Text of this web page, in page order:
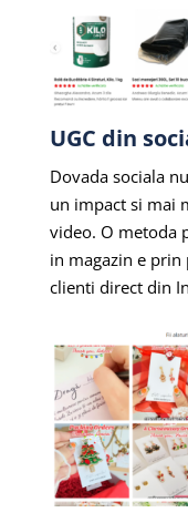
UGC din
Dovada sociala
un impact si mai
video. O metoda
in magazin e
clienti direct din